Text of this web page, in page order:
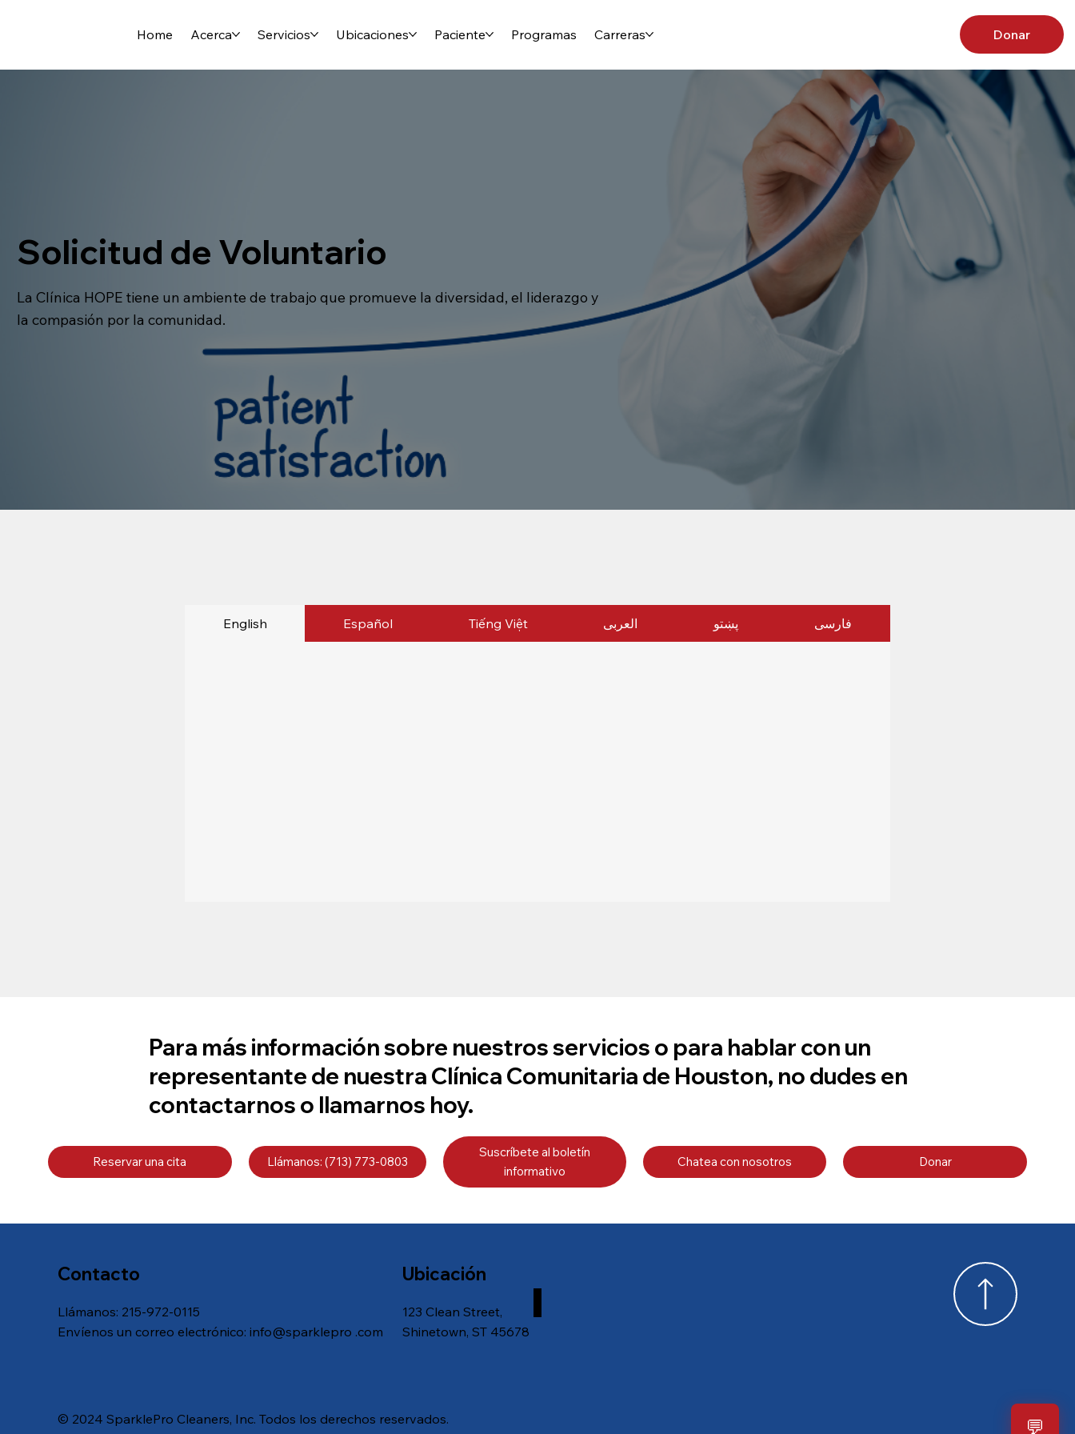
💬
Donar
Home Acerca Servicios Ubicaciones Paciente Programas Carreras
Solicitud de Voluntario
La Clínica HOPE tiene un ambiente de trabajo que promueve la diversidad, el liderazgo y
la compasión por la comunidad.
English Español Tiếng Việt العربی پښتو فارسی
Para más información sobre nuestros servicios o para hablar con un
representante de nuestra Clínica Comunitaria de Houston, no dudes en
contactarnos o llamarnos hoy.
Reservar una cita Llámanos: (713) 773-0803
Suscríbete al boletín
informativo
Chatea con nosotros Donar
Contacto
Llámanos: 215-972-0115
Envíenos un correo electrónico: info@sparklepro .com
Ubicación
123 Clean Street,
Shinetown, ST 45678
© 2024 SparklePro Cleaners, Inc. Todos los derechos reservados.